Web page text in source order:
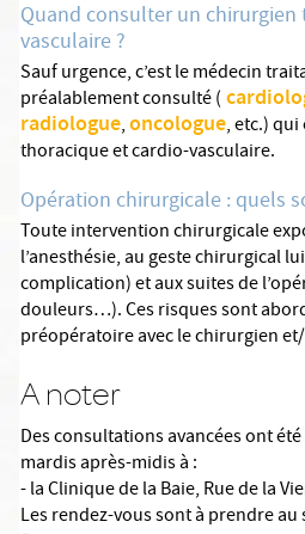
Quand consulter un
vasculaire ?
Sauf urgence, c’est le médecin
préalablement consulté (
radiologue,oncologue, etc.)
thoracique et cardio-vasculaire.
Opération chirurgicale : quels
Toute intervention chirurgicale
l’anesthésie, au geste chirurgical
complication) et aux suites de
douleurs…). Ces risques sont
préopératoire avec le chirurgien
A noter
Des consultations avancées ont
mardis après-midis à :
- la Clinique de la Baie, Rue de la
Les rendez-vous sont à prendre